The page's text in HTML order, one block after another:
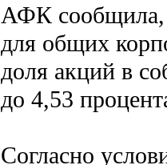
АФК сообщила,
для общих
доля акций в
до 4,53
Согласно